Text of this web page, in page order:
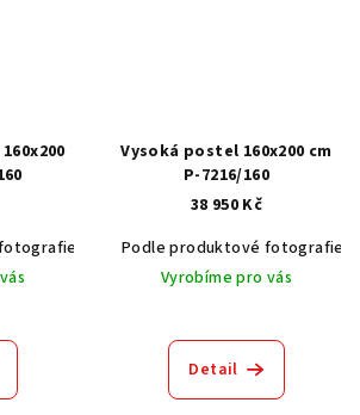
Akát vintage BT1551
Dub světlý
Vysoká postel 160x200 cm
P-7216/160
38 950 Kč
Podle produktové fotografie
Vyrobíme pro vás
Detail